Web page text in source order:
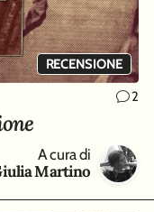
RECENSIONE
2
A cura di
Martino